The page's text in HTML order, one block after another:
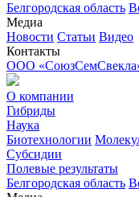
Белгородская область
Медиа
Новости Статьи Видео
Контакты
ООО
О компании
Гибриды
Наука
Биотехнологии
Субсидии
Полевые результаты
Белгородская область